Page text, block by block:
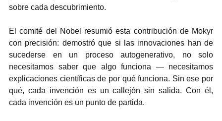
sobre cada descubrimiento.
El comité del Nobel resumió esta contribución de Mokyr
con precisión: demostró que si las innovaciones han de
sucederse en un proceso autogenerativo, no solo
necesitamos saber que algo funciona — necesitamos
explicaciones científicas de por qué funciona. Sin ese por
qué, cada invención es un callejón sin salida. Con él,
cada invención es un punto de partida.